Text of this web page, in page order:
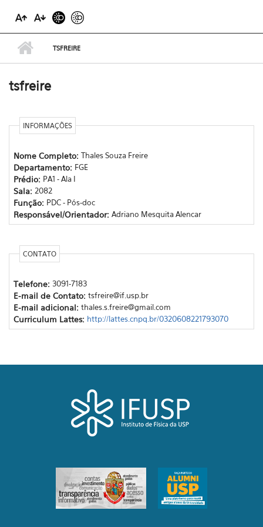
TSFREIRE
tsfreire
INFORMAÇÕES
Nome Completo: Thales Souza Freire
Departamento: FGE
Prédio: PA1 - Ala I
Sala: 2082
Função: PDC - Pós-doc
Responsável/Orientador: Adriano Mesquita Alencar
CONTATO
Telefone: 3091-7183
E-mail de Contato: tsfreire@if.usp.br
E-mail adicional: thales.s.freire@gmail.com
Curriculum Lattes: http://lattes.cnpq.br/0320608221793070